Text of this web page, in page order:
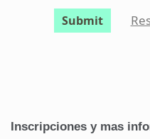
Submit
Inscripciones y mas